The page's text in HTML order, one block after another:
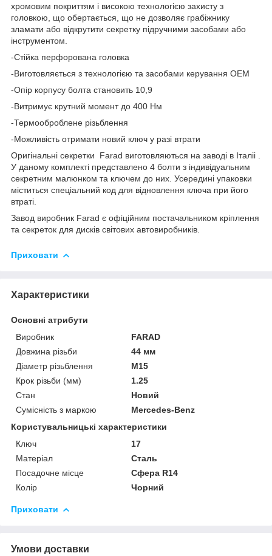
хромовим покриттям і високою технологією захисту з
головкою, що обертається, що не дозволяє грабіжнику
зламати або відкрутити секретку підручними засобами або
інструментом.
-Стійка перфорована головка
-Виготовляється з технологією та засобами керування OEM
-Опір корпусу болта становить 10,9
-Витримує крутний момент до 400 Нм
-Термооброблене різьблення
-Можливість отримати новий ключ у разі втрати
Оригінальні секретки Farad виготовляються на заводі в Італіі .
У даному комплекті представлено 4 болти з індивідуальним
секретним малюнком та ключем до них. Усередині упаковки
міститься спеціальний код для відновлення ключа при його
втраті.
Завод виробник Farad є офіційним постачальником кріплення
та секреток для дисків світових автовиробників.
Приховати
Характеристики
Основні атрибути
Виробник
FARAD
Довжина різьби
44 мм
Діаметр різьблення
M15
Крок різьби (мм)
1.25
Стан
Новий
Сумісність з маркою
Mercedes-Benz
Користувальницькі характеристики
Ключ
17
Матеріал
Сталь
Посадочне місце
Сфера R14
Колір
Чорний
Приховати
Умови доставки